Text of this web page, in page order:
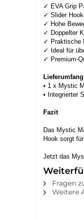
✓ EVA Grip
✓ Slider
✓ Hohe
✓ Doppelter
✓ Praktische
✓ Ideal für
✓ Premium-
Lieferumfang
• 1 x Mystic
• Integrierter
Fazit
Das Mystic
Hook sorgt
Jetzt das
Fragen
Weitere